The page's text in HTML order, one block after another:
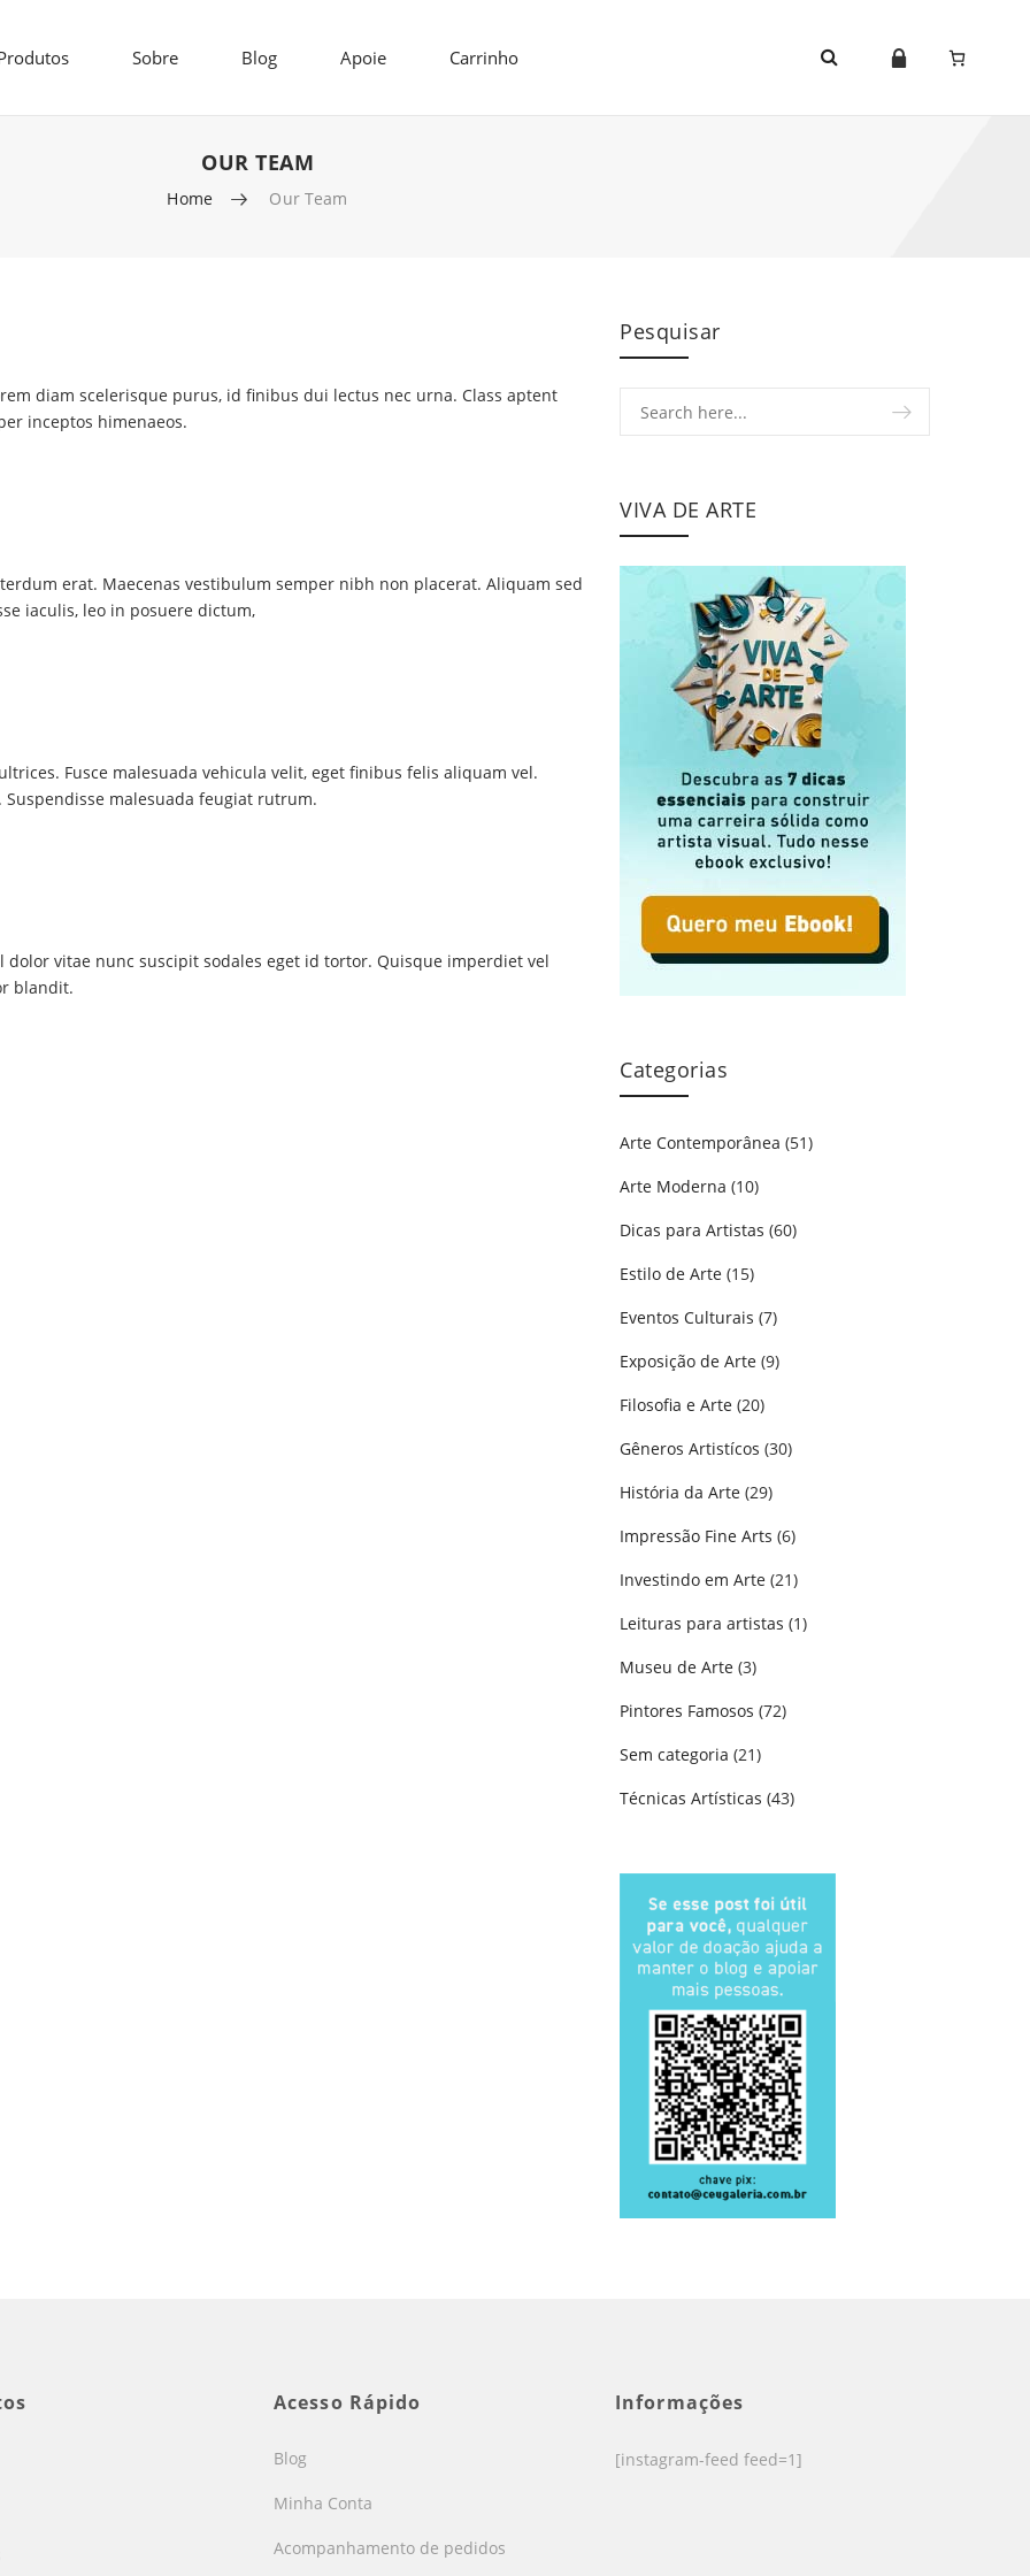
Sobre Blog Apoie Carrinho
OUR TEAM
Home Our Team
diam scelerisque purus, id finibus dui lectus nec urna. Class aptent
inceptos himenaeos.
erat. Maecenas vestibulum semper nibh non placerat. Aliquam sed
iaculis, leo in posuere dictum,
Fusce malesuada vehicula velit, eget finibus felis aliquam vel.
malesuada feugiat rutrum.
dolor vitae nunc suscipit sodales eget id tortor. Quisque imperdiet vel
blandit.
Pesquisar
VIVA DE ARTE
Categorias
Arte Contemporânea (51)
Arte Moderna (10)
Dicas para Artistas (60)
Estilo de Arte (15)
Eventos Culturais (7)
Exposição de Arte (9)
Filosofia e Arte (20)
Gêneros Artistícos (30)
História da Arte (29)
Impressão Fine Arts (6)
Investindo em Arte (21)
Leituras para artistas (1)
Museu de Arte (3)
Pintores Famosos (72)
Sem categoria (21)
Técnicas Artísticas (43)
Acesso Rápido
Blog
Minha Conta
Acompanhamento de pedidos
Informações
[instagram-feed feed=1]